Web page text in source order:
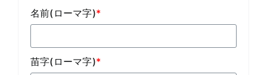
名前(ローマ字)*
苗字(ローマ字)*